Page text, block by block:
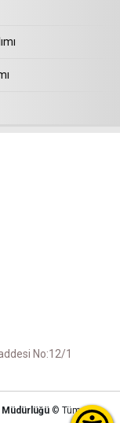
No:12/1
Müdürlüğü © Tüm